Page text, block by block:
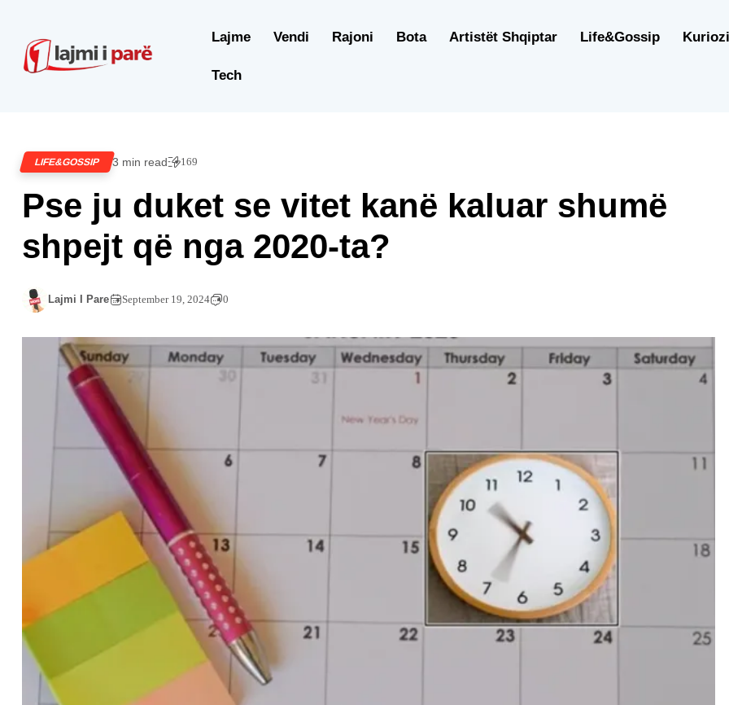
Lajme Vendi Rajoni Bota Artistët Shqiptar Life&Gossip
Tech
LIFE&GOSSIP 3 min read 169
Pse ju duket se vitet kanë kaluar shumë
shpejt që nga 2020-ta?
Lajmi I Pare September 19, 2024 0